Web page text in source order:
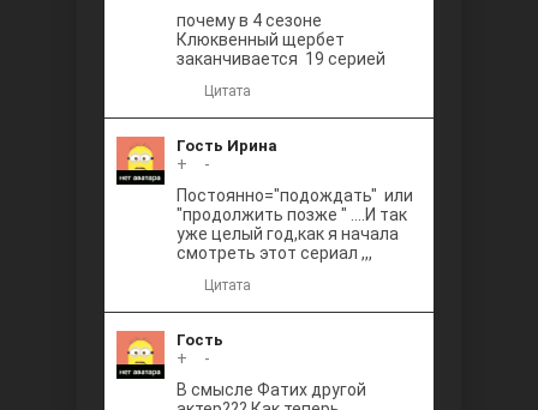
Ветреный
почему в 4 сезоне
Клюквенный щербет
заканчивается 19 серией
Цитата
Гость Ирина
+
-
Постоянно="подождать" или
"продолжить позже " ....И так
уже целый год,как я начала
смотреть этот сериал ,,,
Цитата
Гость
+
-
В смысле Фатих другой